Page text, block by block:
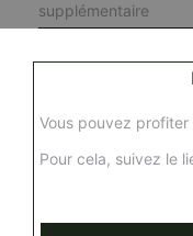
supplémentaire
à
Vous pouvez
Pour cela, suivez le